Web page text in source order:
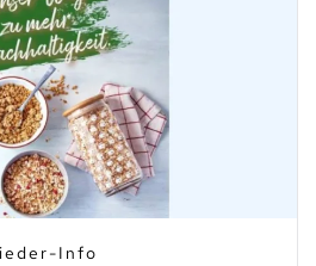
10.07.2026 | Branchen-News